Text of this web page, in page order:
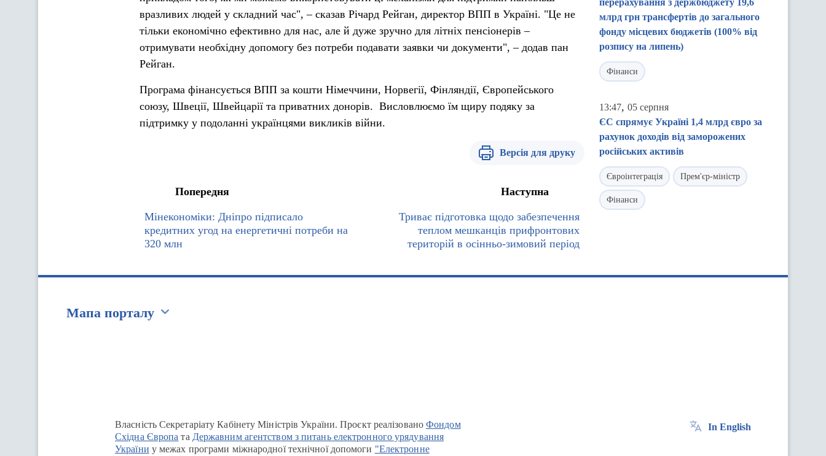
вразливих людей у складний час", – сказав Річард Рейган, директор ВПП в Україні. "Це не
тільки економічно ефективно для нас, але й дуже зручно для літніх пенсіонерів –
отримувати необхідну допомогу без потреби подавати заявки чи документи", – додав пан
Рейган.
Програма фінансується ВПП за кошти Німеччини, Норвегії, Фінляндії, Європейського
союзу, Швеції, Швейцарії та приватних донорів. Висловлюємо їм щиру подяку за
підтримку у подоланні українцями викликів війни.
Версія для друку
Попередня
Мінекономіки: Дніпро підписало
кредитних угод на енергетичні потреби на
320 млн
Наступна
Триває підготовка щодо забезпечення
теплом мешканців прифронтових
територій в осінньо-зимовий період
перерахування з держбюджету 19,6
млрд грн трансфертів до загального
фонду місцевих бюджетів (100% від
розпису на липень)
Фінанси
13:47, 05 серпня
ЄС спрямує Україні 1,4 млрд євро за
рахунок доходів від заморожених
російських активів
Євроінтеграція Прем'єр-міністр
Фінанси
Мапа порталу
Власність Секретаріату Кабінету Міністрів України. Проєкт реалізованоФондом
Східна Європа та Державним агентством з питань електронного урядування
України у межах програми міжнародної технічної допомоги "Електронне
In English